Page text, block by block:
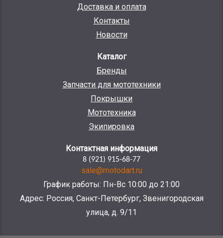
Доставка и оплата
Контакты
Новости
Каталог
Бренды
Запчасти для мототехники
Покрышки
Мототехника
Экипировка
Контактная информация
8 (921) 915-68-77
sale@motodart.ru
График работы: Пн-Вс 10:00 до 21:00
Адрес: Россия, Санкт-Петербург, Звенигородская
улица, д. 9/11